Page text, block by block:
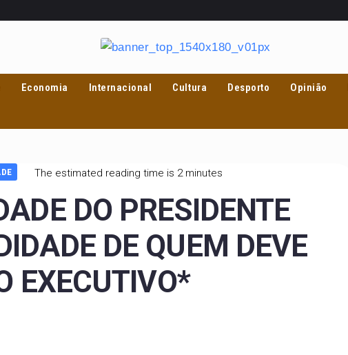
Economia Internacional Cultura Desporto Opinião
The estimated reading time is 2 minutes
DO PRESIDENTE
DE QUEM DEVE
EXECUTIVO*